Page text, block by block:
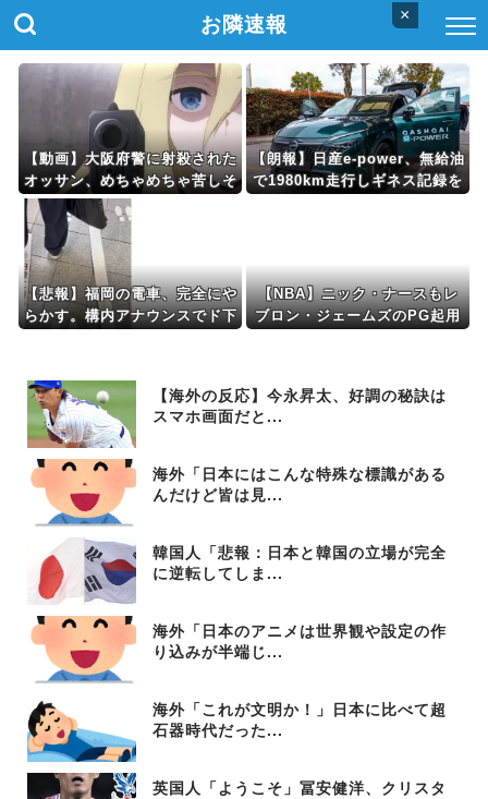
×
お隣速報
【動画】大阪府警に射殺された
オッサン、めちゃめちゃ苦しそ
うに死ぬ
【朗報】日産e-power、無給油
で1980km走行しギネス記録を
【悲報】福岡の電車、完全にや
らかす。構内アナウンスでド下
【NBA】ニック・ナースもレ
ブロン・ジェームズのPG起用
【海外の反応】今永昇太、好調の秘訣は
スマホ画面だと...
海外「日本にはこんな特殊な標識がある
んだけど皆は見...
韓国人「悲報：日本と韓国の立場が完全
に逆転してしま...
海外「日本のアニメは世界観や設定の作
り込みが半端じ...
海外「これが文明か！」日本に比べて超
石器時代だった...
英国人「ようこそ」冨安健洋、クリスタ